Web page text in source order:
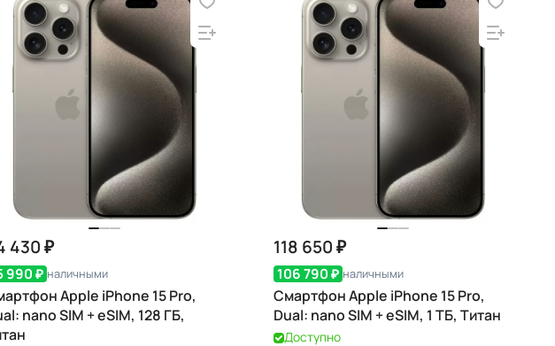
430 ₽
990 ₽ наличными
Apple iPhone 15 Pro,
nano SIM + eSIM, 128 ГБ,
118 650 ₽
106 790 ₽ наличными
Смартфон Apple iPhone 15 Pro,
Dual: nano SIM + eSIM, 1 ТБ, Титан
Доступно